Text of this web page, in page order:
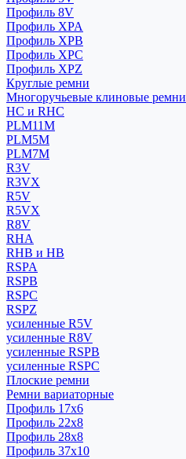
Профиль 8V
Профиль XPA
Профиль XPB
Профиль XPC
Профиль XPZ
Круглые ремни
Многоручьевые клиновые ремни
HC и RHC
PLM11M
PLM5M
PLM7M
R3V
R3VX
R5V
R5VX
R8V
RHA
RHB и HB
RSPA
RSPB
RSPC
RSPZ
усиленные R5V
усиленные R8V
усиленные RSPB
усиленные RSPC
Плоские ремни
Ремни вариаторные
Профиль 17x6
Профиль 22x8
Профиль 28x8
Профиль 37x10